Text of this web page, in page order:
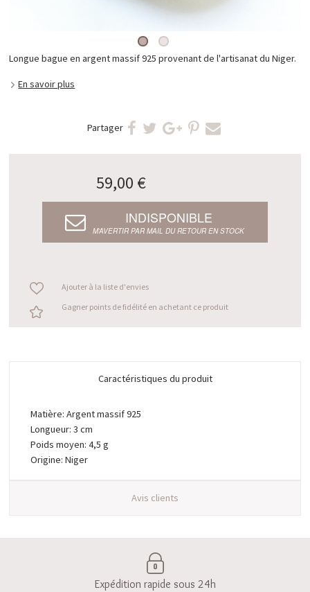
Longue bague en argent massif 925 provenant de l'artisanat du Niger.
En savoir plus
Partager
59,00 €
INDISPONIBLE
M’AVERTIR PAR MAIL DU RETOUR EN STOCK
Ajouter à la liste d'envies
Gagner points de fidélité en achetant ce produit
Caractéristiques du produit
Matière: Argent massif 925
Longueur: 3 cm
Poids moyen: 4,5 g
Origine: Niger
Avis clients
Expédition rapide sous 24h